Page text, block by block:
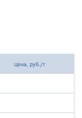
Цена, руб./т